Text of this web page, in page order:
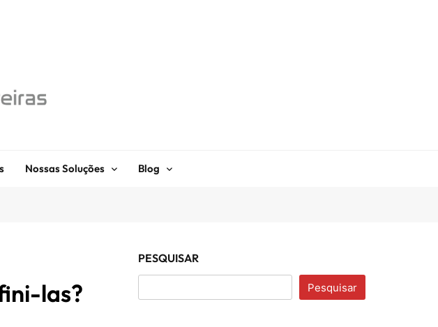
Nossas Soluções Blog
las?
PESQUISAR
Pesquisar